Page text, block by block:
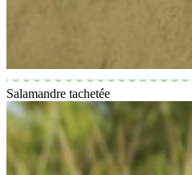
Salamandre tachetée